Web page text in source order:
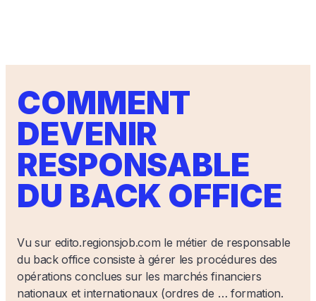
COMMENT
DEVENIR
RESPONSABLE
DU BACK OFFICE
Vu sur edito.regionsjob.com le métier de responsable
du back office consiste à gérer les procédures des
opérations conclues sur les marchés financiers
nationaux et internationaux (ordres de … formation.